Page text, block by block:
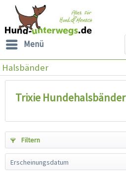
Menü
Halsbänder
Trixie Hundehalsbänder
Filtern